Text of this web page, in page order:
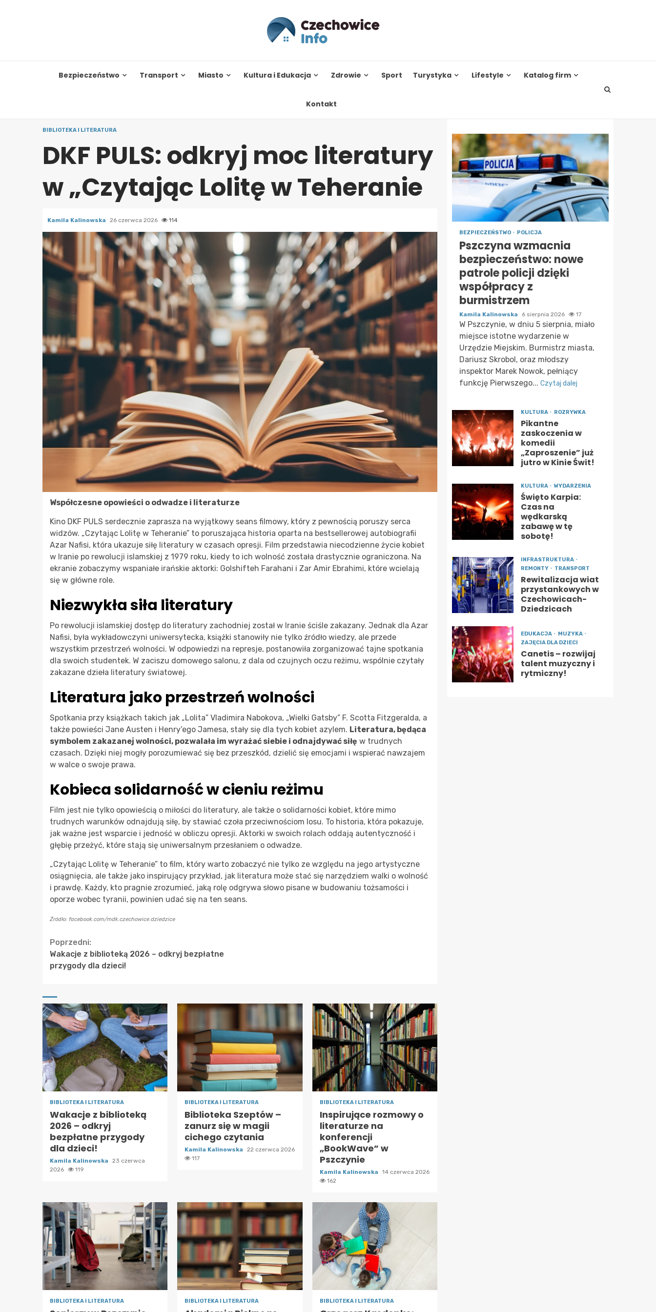
Bezpieczeństwo Transport Miasto Kultura i Edukacja Zdrowie Sport Turystyka Lifestyle Katalog firm
Kontakt
BIBLIOTEKA I LITERATURA
DKF PULS: odkryj moc literatury
w „Czytając Lolitę w Teheranie
Kamila Kalinowska 26 czerwca 2026 114
Współczesne opowieści o odwadze i literaturze
Kino DKF PULS serdecznie zaprasza na wyjątkowy seans filmowy, który z pewnością poruszy serca
widzów. „Czytając Lolitę w Teheranie” to poruszająca historia oparta na bestsellerowej autobiografii
Azar Nafisi, która ukazuje siłę literatury w czasach opresji. Film przedstawia niecodzienne życie kobiet
w Iranie po rewolucji islamskiej z 1979 roku, kiedy to ich wolność została drastycznie ograniczona. Na
ekranie zobaczymy wspaniałe irańskie aktorki: Golshifteh Farahani i Zar Amir Ebrahimi, które wcielają
się w główne role.
Niezwykła siła literatury
Po rewolucji islamskiej dostęp do literatury zachodniej został w Iranie ściśle zakazany. Jednak dla Azar
Nafisi, była wykładowczyni uniwersytecka, książki stanowiły nie tylko źródło wiedzy, ale przede
wszystkim przestrzeń wolności. W odpowiedzi na represje, postanowiła zorganizować tajne spotkania
dla swoich studentek. W zaciszu domowego salonu, z dala od czujnych oczu reżimu, wspólnie czytały
zakazane dzieła literatury światowej.
Literatura jako przestrzeń wolności
Spotkania przy książkach takich jak „Lolita” Vladimira Nabokova, „Wielki Gatsby” F. Scotta Fitzgeralda, a
także powieści Jane Austen i Henry’ego Jamesa, stały się dla tych kobiet azylem. Literatura, będąca
symbolem zakazanej wolności, pozwalała im wyrażać siebie i odnajdywać siłę w trudnych
czasach. Dzięki niej mogły porozumiewać się bez przeszkód, dzielić się emocjami i wspierać nawzajem
w walce o swoje prawa.
Kobieca solidarność w cieniu reżimu
Film jest nie tylko opowieścią o miłości do literatury, ale także o solidarności kobiet, które mimo
trudnych warunków odnajdują siłę, by stawiać czoła przeciwnościom losu. To historia, która pokazuje,
jak ważne jest wsparcie i jedność w obliczu opresji. Aktorki w swoich rolach oddają autentyczność i
głębię przeżyć, które stają się uniwersalnym przesłaniem o odwadze.
„Czytając Lolitę w Teheranie” to film, który warto zobaczyć nie tylko ze względu na jego artystyczne
osiągnięcia, ale także jako inspirujący przykład, jak literatura może stać się narzędziem walki o wolność
i prawdę. Każdy, kto pragnie zrozumieć, jaką rolę odgrywa słowo pisane w budowaniu tożsamości i
oporze wobec tyranii, powinien udać się na ten seans.
Źródło: facebook.com/mdk.czechowice.dziedzice
Continue
Reading
Poprzedni:
Wakacje z biblioteką 2026 – odkryj bezpłatne
przygody dla dzieci!
BIBLIOTEKA I LITERATURA
Wakacje z biblioteką
2026 – odkryj
bezpłatne przygody
dla dzieci!
Kamila Kalinowska
23 czerwca
2026
119
BIBLIOTEKA I LITERATURA
Biblioteka Szeptów –
zanurz się w magii
cichego czytania
Kamila Kalinowska
22 czerwca 2026
117
BIBLIOTEKA I LITERATURA
Inspirujące rozmowy o
literaturze na
konferencji
„BookWave” w
Pszczynie
Kamila Kalinowska
14 czerwca 2026
162
BIBLIOTEKA I LITERATURA BIBLIOTEKA I LITERATURA BIBLIOTEKA I LITERATURA
BEZPIECZEŃSTWO POLICJA
Pszczyna wzmacnia
bezpieczeństwo: nowe
patrole policji dzięki
współpracy z
burmistrzem
Kamila Kalinowska 6 sierpnia 2026 17
W Pszczynie, w dniu 5 sierpnia, miało
miejsce istotne wydarzenie w
Urzędzie Miejskim. Burmistrz miasta,
Dariusz Skrobol, oraz młodszy
inspektor Marek Nowok, pełniący
funkcję Pierwszego... Czytaj dalej
KULTURA ROZRYWKA
Pikantne
zaskoczenia w
komedii
„Zaproszenie” już
jutro w Kinie Świt!
KULTURA WYDARZENIA
Święto Karpia:
Czas na
wędkarską
zabawę w tę
sobotę!
INFRASTRUKTURA
REMONTY
TRANSPORT
Rewitalizacja wiat
przystankowych w
Czechowicach-
Dziedzicach
EDUKACJA
MUZYKA
ZAJĘCIA DLA DZIECI
Canetis – rozwijaj
talent muzyczny i
rytmiczny!